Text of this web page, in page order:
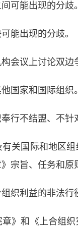
能出现的分歧。
出现的分歧。
议上讨论双边
家和国际组织。
不结盟、不针
国际和地区组
宗旨、任务和原
利益的非法行
和《上合组织